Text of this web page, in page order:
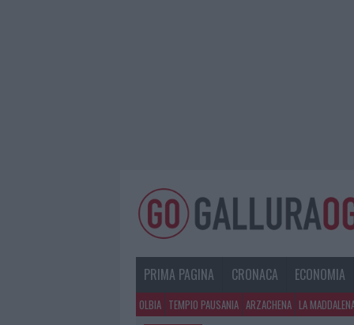
PRIMA PAGINA CRONACA ECONOMIA
OLBIA TEMPIO PAUSANIA ARZACHENA LA